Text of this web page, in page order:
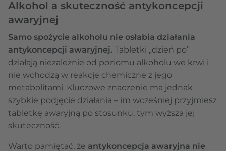
Alkohol a skuteczność antykoncepcji
awaryjnej
Samo spożycie alkoholu nie osłabia działania
antykoncepcji awaryjnej. Tabletki „dzień po”
działają niezależnie od poziomu alkoholu we krwi i
nie wchodzą w reakcje chemiczne z jego
metabolitami. Kluczowe znaczenie ma jednak
szybkie podjęcie działania – im wcześniej przyjmiesz
tabletkę awaryjną po stosunku, tym wyższa jej
skuteczność.
Warto pamiętać, że antykoncepcja awaryjna nie